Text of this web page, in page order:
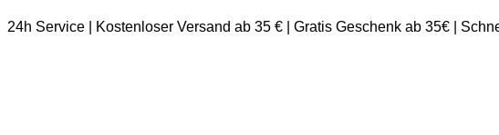
24h Service | Kostenloser Versand ab 35 € | Gratis Geschenk ab 35€ |